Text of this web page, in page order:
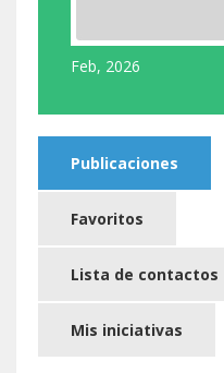
Feb, 2026
Publicaciones
Favoritos
Lista de contactos
Mis iniciativas